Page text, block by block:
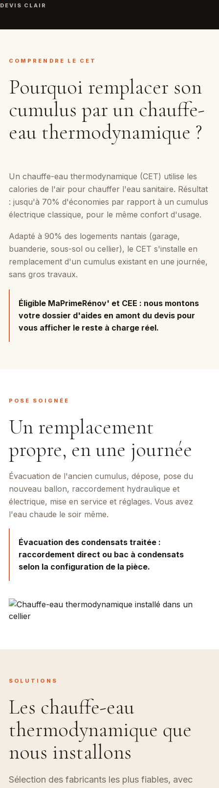
DEVIS CLAIR
COMPRENDRE LE CET
Pourquoi remplacer son
cumulus par un chauffe-
eau thermodynamique ?
Un chauffe-eau thermodynamique (CET) utilise les
calories de l'air pour chauffer l'eau sanitaire. Résultat
: jusqu'à 70% d'économies par rapport à un cumulus
électrique classique, pour le même confort d'usage.
Adapté à 90% des logements nantais (garage,
buanderie, sous-sol ou cellier), le CET s'installe en
remplacement d'un cumulus existant en une journée,
sans gros travaux.
Éligible MaPrimeRénov' et CEE : nous montons
votre dossier d'aides en amont du devis pour
vous afficher le reste à charge réel.
POSE SOIGNÉE
Un remplacement
propre, en une journée
Évacuation de l'ancien cumulus, dépose, pose du
nouveau ballon, raccordement hydraulique et
électrique, mise en service et réglages. Vous avez
l'eau chaude le soir même.
Évacuation des condensats traitée :
raccordement direct ou bac à condensats
selon la configuration de la pièce.
SOLUTIONS
Les chauffe-eau
thermodynamique que
nous installons
Sélection des fabricants les plus fiables, avec